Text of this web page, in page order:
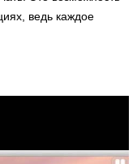
ведь каждое